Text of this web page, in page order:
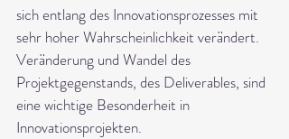
sich entlang des Innovationsprozesses mit
sehr hoher Wahrscheinlichkeit verändert.
Veränderung und Wandel des
Projektgegenstands, des Deliverables, sind
eine wichtige Besonderheit in
Innovationsprojekten.